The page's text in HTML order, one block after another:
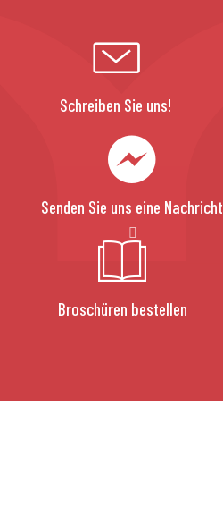
Schreiben Sie uns!
Senden Sie uns eine Nachricht
Broschüren bestellen